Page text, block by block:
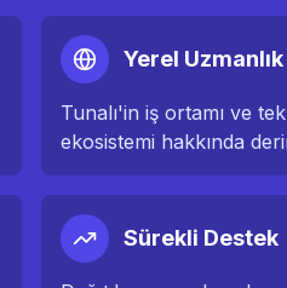
Yerel Uzmanlık
Tunalı'in iş ortamı ve
ekosistemi hakkında
Sürekli Destek